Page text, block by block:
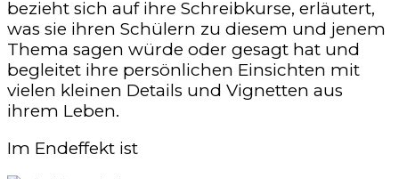
bezieht sich auf ihre Schreibkurse, erläutert,
was sie ihren Schülern zu diesem und jenem
Thema sagen würde oder gesagt hat und
begleitet ihre persönlichen Einsichten mit
vielen kleinen Details und Vignetten aus
ihrem Leben.
Im Endeffekt ist